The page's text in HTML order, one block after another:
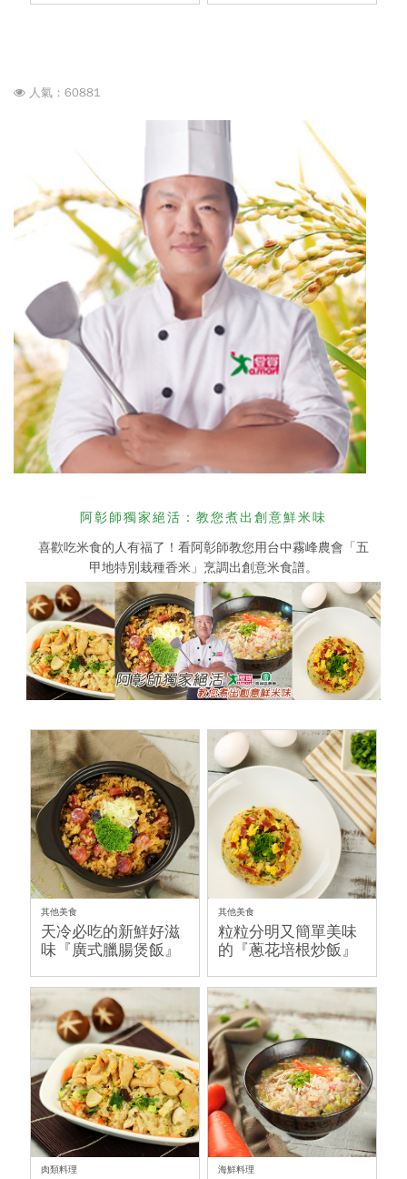
人氣：60881
阿彰師獨家絕活：教您煮出創意鮮米味
喜歡吃米食的人有福了！看阿彰師教您用台中霧峰農會「五
甲地特別栽種香米」烹調出創意米食譜。
其他美食
天冷必吃的新鮮好滋
味『廣式臘腸煲飯』
其他美食
粒粒分明又簡單美味
的『蔥花培根炒飯』
肉類料理 海鮮料理